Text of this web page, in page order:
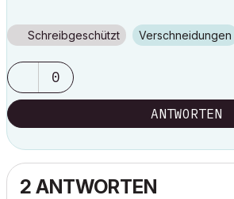
Schreibgeschützt Verschneidungen
0
ANTWORTEN
2 ANTWORTEN